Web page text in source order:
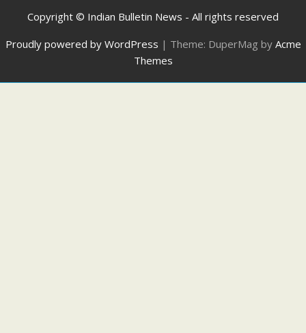
Copyright © Indian Bulletin News - All rights reserved
Proudly powered by WordPress | Theme: DuperMag by Acme
Themes